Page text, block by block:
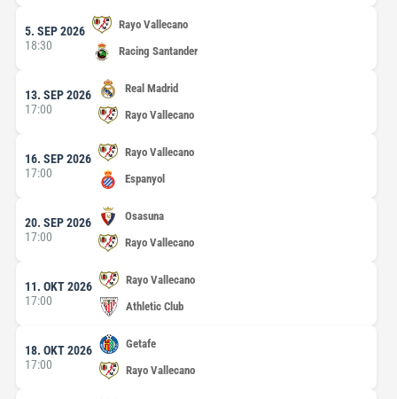
5. SEP 2026
18:30
Rayo Vallecano
Racing Santander
13. SEP 2026
17:00
Real Madrid
Rayo Vallecano
16. SEP 2026
17:00
Rayo Vallecano
Espanyol
20. SEP 2026
17:00
Osasuna
Rayo Vallecano
11. OKT 2026
17:00
Rayo Vallecano
Athletic Club
18. OKT 2026
17:00
Getafe
Rayo Vallecano